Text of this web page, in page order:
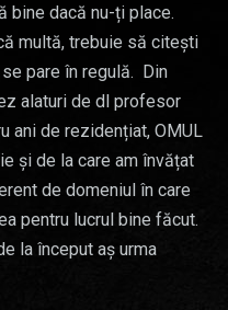
bine dacă nu-ți place.
multă, trebuie să citești
pare în regulă. Din
alaturi de dl profesor
ani de rezidențiat, OMUL
și de la care am învățat
de domeniul în care
pentru lucrul bine făcut.
la început aș urma